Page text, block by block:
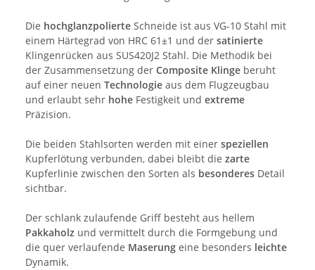
Die hochglanzpolierte Schneide ist aus VG-10 Stahl mit
einem Härtegrad von HRC 61±1 und der satinierte
Klingenrücken aus SUS420J2 Stahl. Die Methodik bei
der Zusammensetzung der Composite Klinge beruht
auf einer neuen Technologie aus dem Flugzeugbau
und erlaubt sehr hohe Festigkeit und extreme
Präzision.
Die beiden Stahlsorten werden mit einer speziellen
Kupferlötung verbunden, dabei bleibt die zarte
Kupferlinie zwischen den Sorten als besonderes Detail
sichtbar.
Der schlank zulaufende Griff besteht aus hellem
Pakkaholz und vermittelt durch die Formgebung und
die quer verlaufende Maserung eine besonders leichte
Dynamik.